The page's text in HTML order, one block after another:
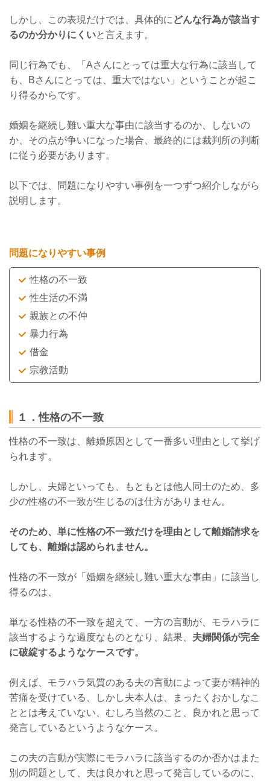
しかし、この表現だけでは、具体的に どんな行為が該当す
るのか分かりにくいと言えます。
同じ行為でも、「Aさんにとっては重大な行為に該当して
も、Bさんにとっては、重大ではない」ということが起こ
り得るからです。
婚姻を継続し難い重大な事由に該当するのか、しないの
か、その点が争いになった場合、最終的には裁判所の判断
に従う必要があります。
以下では、問題になりやすい事例を一つずつ紹介しながら
説明します。
問題になりやすい事例
性格の不一致
性生活の不満
親族との不仲
暴力行為
借金
宗教活動
１．性格の不一致
性格の不一致は、離婚原因として一番多い理由として挙げ
られます。
しかし、夫婦といっても、もともとは他人同士のため、多
少の性格の不一致が生じるのは仕方がありません。
そのため、単に性格の不一致だけを理由として離婚請求を
しても、離婚は認められません。
性格の不一致が「婚姻を継続し難い重大な事由」に該当し
得るのは、
単なる性格の不一致を超えて、一方の言動が、モラハラに
該当するような過度なものとなり、結果、 夫婦関係が完全
に破綻するようなケースです。
例えば、モラハラ気質のある夫の言動によって妻が精神的
苦痛を受けている、しかし夫本人は、まったくおかしなこ
ととは考えていない、むしろ当然のこと、良かれと思って
発言しているというようなケース。
この夫の言動が実際にモラハラに該当するのか否かはまた
別の問題として、夫は良かれと思って発言しているのに、